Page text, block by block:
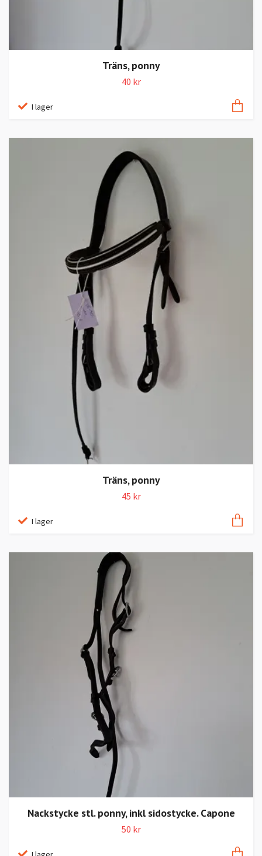
Träns, ponny
40 kr
I lager
Träns, ponny
45 kr
I lager
Nackstycke stl. ponny, inkl sidostycke. Capone
50 kr